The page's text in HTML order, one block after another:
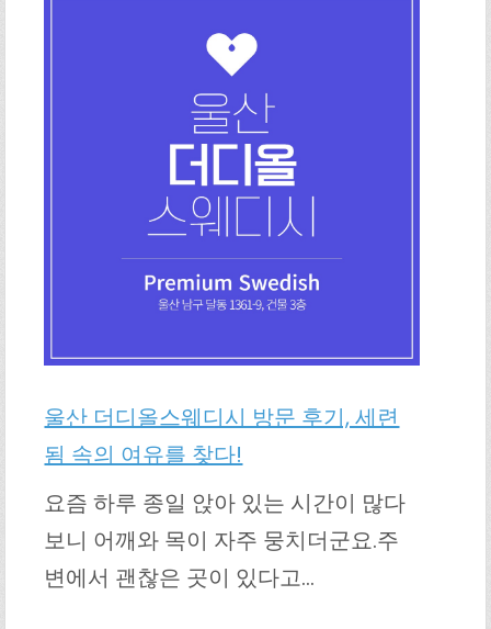
울산 더디올스웨디시 방문 후기, 세련
됨 속의 여유를 찾다!
요즘 하루 종일 앉아 있는 시간이 많다
보니 어깨와 목이 자주 뭉치더군요.주
변에서 괜찮은 곳이 있다고…